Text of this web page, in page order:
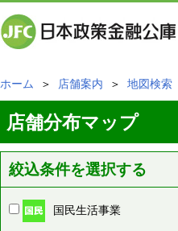
ホーム ＞ 店舗案内 ＞ 地図検索
店舗分布マップ
絞込条件を選択する
国民生活事業